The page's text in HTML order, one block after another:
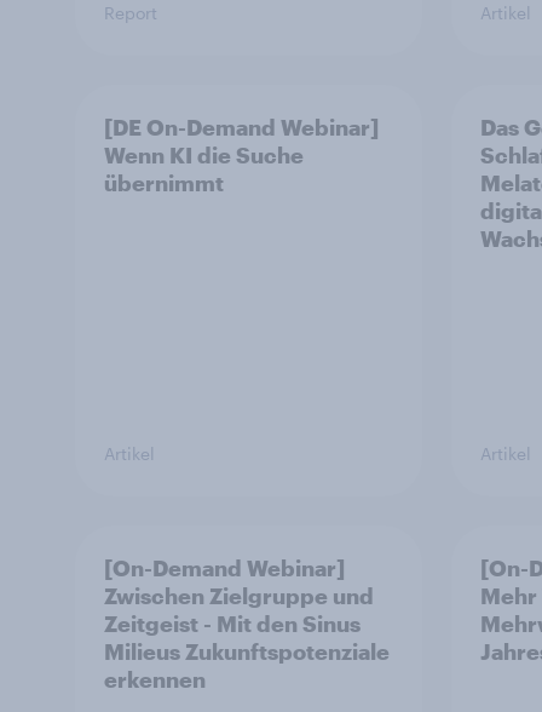
Report Artikel
[DE On-Demand Webinar]
Wenn KI die Suche
übernimmt
Artikel
Das
Artikel
[On-Demand Webinar]
Zwischen Zielgruppe und
Zeitgeist - Mit den Sinus
Milieus Zukunftspotenziale
erkennen
[On-